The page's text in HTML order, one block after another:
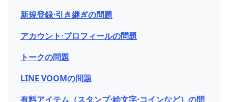
新規登録⋅引き継ぎの問題
アカウント⋅プロフィールの問題
トークの問題
LINE VOOMの問題
有料アイテム（スタンプ⋅絵文字⋅コインなど）の問